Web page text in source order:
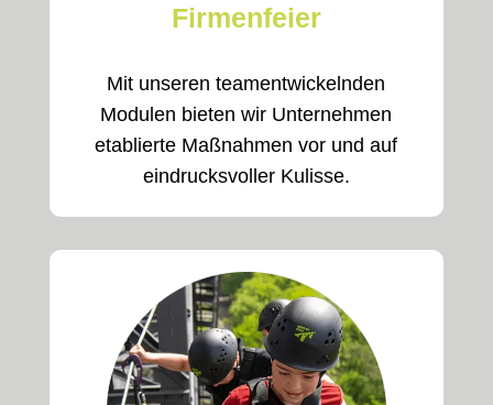
Firmenfeier
Mit unseren teamentwickelnden
Modulen bieten wir Unternehmen
etablierte Maßnahmen vor und auf
eindrucksvoller Kulisse.